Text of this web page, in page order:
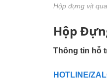
Hộp đựng vịt
Hộp
Thông tin hỗ
HOTLINE/